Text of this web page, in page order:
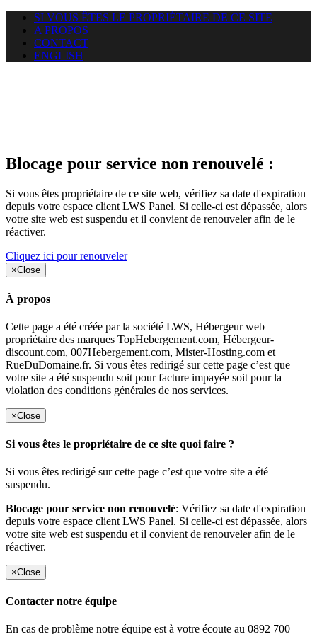
SI VOUS ÊTES LE PROPRIÉTAIRE DE CE SITE
A PROPOS
CONTACT
ENGLISH
Blocage pour service non renouvelé :
Si vous êtes propriétaire de ce site web, vérifiez sa date d'expiration
depuis votre espace client LWS Panel. Si celle-ci est dépassée, alors
votre site web est suspendu et il convient de renouveler afin de le
réactiver.
Cliquez ici pour renouveler
×Close
À propos
Cette page a été créée par la société LWS, Hébergeur web
propriétaire des marques TopHebergement.com, Hébergeur-
discount.com, 007Hebergement.com, Mister-Hosting.com et
RueDuDomaine.fr. Si vous êtes redirigé sur cette page c’est que
votre site a été suspendu soit pour facture impayée soit pour la
violation des conditions générales de nos services.
×Close
Si vous êtes le propriétaire de ce site quoi faire ?
Si vous êtes redirigé sur cette page c’est que votre site a été
suspendu.
Blocage pour service non renouvelé: Vérifiez sa date d'expiration
depuis votre espace client LWS Panel. Si celle-ci est dépassée, alors
votre site web est suspendu et il convient de renouveler afin de le
réactiver.
×Close
Contacter notre équipe
En cas de problème notre équipe est à votre écoute au 0892 700